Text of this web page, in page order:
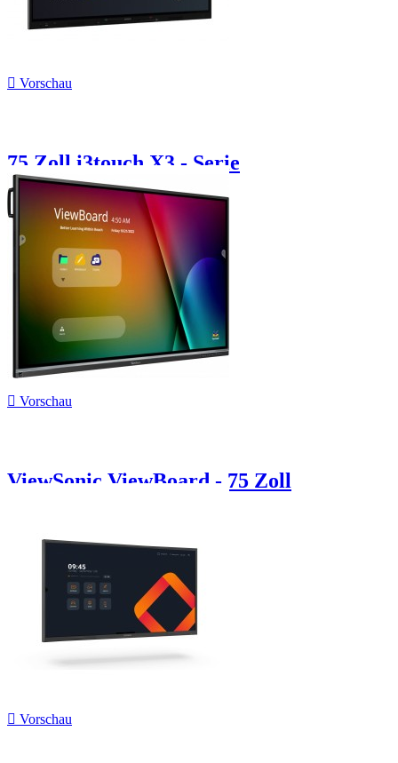
 Vorschau
75 Zoll i3touch X3 - Serie
 Vorschau
ViewSonic ViewBoard - 75 Zoll
 Vorschau